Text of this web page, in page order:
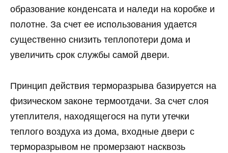
образование конденсата и наледи на коробке и
полотне. За счет ее использования удается
существенно снизить теплопотери дома и
увеличить срок службы самой двери.
Принцип действия терморазрыва базируется на
физическом законе термоотдачи. За счет слоя
утеплителя, находящегося на пути утечки
теплого воздуха из дома, входные двери с
терморазрывом не промерзают насквозь